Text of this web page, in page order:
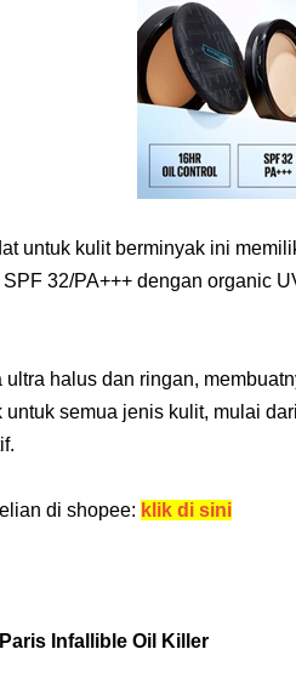
untuk kulit berminyak ini
32/PA+++ dengan organic
ultra halus dan ringan,
untuk semua jenis kulit, mulai
di shopee: klik di sini
Paris Infallible Oil Killer